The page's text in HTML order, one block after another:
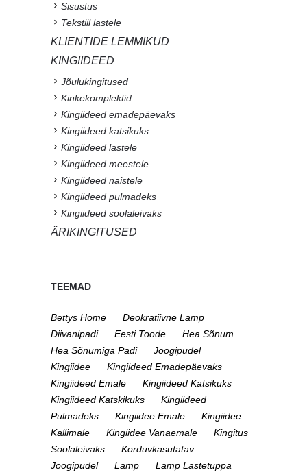
Sisustus
Tekstiil lastele
KLIENTIDE LEMMIKUD
KINGIIDEED
Jõulukingitused
Kinkekomplektid
Kingiideed emadepäevaks
Kingiideed katsikuks
Kingiideed lastele
Kingiideed meestele
Kingiideed naistele
Kingiideed pulmadeks
Kingiideed soolaleivaks
ÄRIKINGITUSED
TEEMAD
Bettys Home
Deokratiivne Lamp
Diivanipadi
Eesti Toode
Hea Sõnum
Hea Sõnumiga Padi
Joogipudel
Kingiidee
Kingiideed Emadepäevaks
Kingiideed Emale
Kingiideed Katsikuks
Kingiideed Katskikuks
Kingiideed
Pulmadeks
Kingiidee Emale
Kingiidee
Kallimale
Kingiidee Vanaemale
Kingitus
Soolaleivaks
Korduvkasutatav
Joogipudel
Lamp
Lamp Lastetuppa